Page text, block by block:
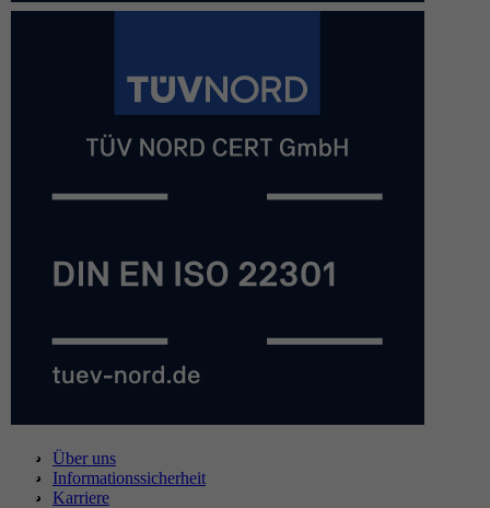
Über uns
Informationssicherheit
Karriere